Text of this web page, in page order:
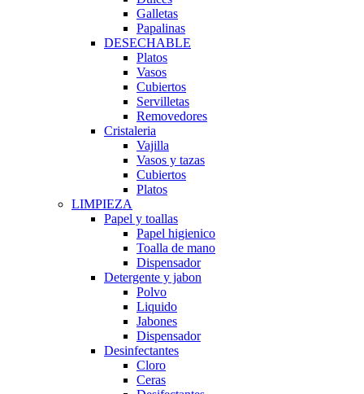
Galletas
Papalinas
DESECHABLE
Platos
Vasos
Cubiertos
Servilletas
Removedores
Cristaleria
Vajilla
Vasos y tazas
Cubiertos
Platos
LIMPIEZA
Papel y toallas
Papel higienico
Toalla de mano
Dispensador
Detergente y jabon
Polvo
Liquido
Jabones
Dispensador
Desinfectantes
Cloro
Ceras